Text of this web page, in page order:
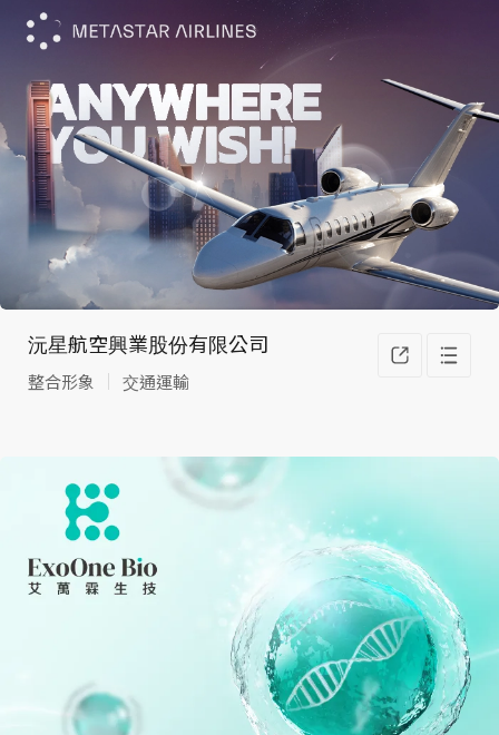
沅星航空興業股份有限公司
整合形象 交通運輸